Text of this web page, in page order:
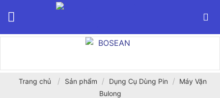
Trang chủ / Sản phẩm / Dụng Cụ Dùng Pin / Máy Vặn
Bulong